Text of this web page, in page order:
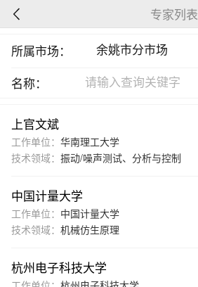
专家列表
所属市场：
名称：
上官文斌
工作单位： 华南理工大学
技术领域： 振动/噪声测试、分析与控制
中国计量大学
工作单位： 中国计量大学
技术领域： 机械仿生原理
杭州电子科技大学